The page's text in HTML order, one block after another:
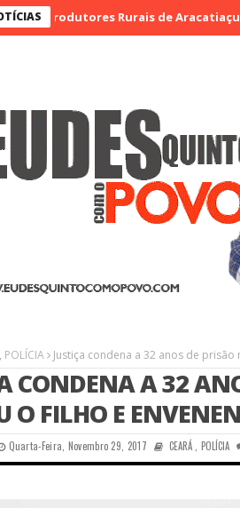
Rurais de Aracatiaçu, Sobral
, POLÍCIA Justiça condena a 32 anos de
CONDENA A 32
O FILHO E
Quarta-Feira, Novembro 29, 2017 CEARÁ, POLÍCIA